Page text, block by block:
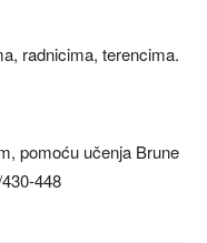
radnicima, terencima.
pomoću učenja Brune
448